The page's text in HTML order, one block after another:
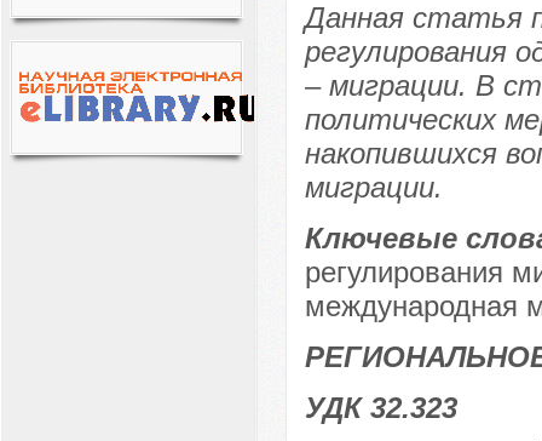
Данная статья
регулирования
– миграции. В
политических
накопившихся
миграции.
Ключевые
регулирования
международная
УДК 32.323